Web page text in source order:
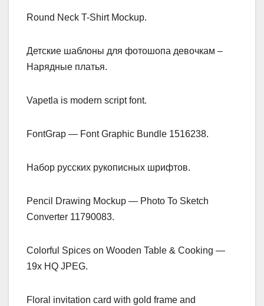
Round Neck T-Shirt Mockup.
Детские шаблоны для фотошопа девочкам –
Нарядные платья.
Vapetla is modern script font.
FontGrap — Font Graphic Bundle 1516238.
Набор русских рукописных шрифтов.
Pencil Drawing Mockup — Photo To Sketch
Converter 11790083.
Colorful Spices on Wooden Table & Cooking —
19x HQ JPEG.
Floral invitation card with gold frame and